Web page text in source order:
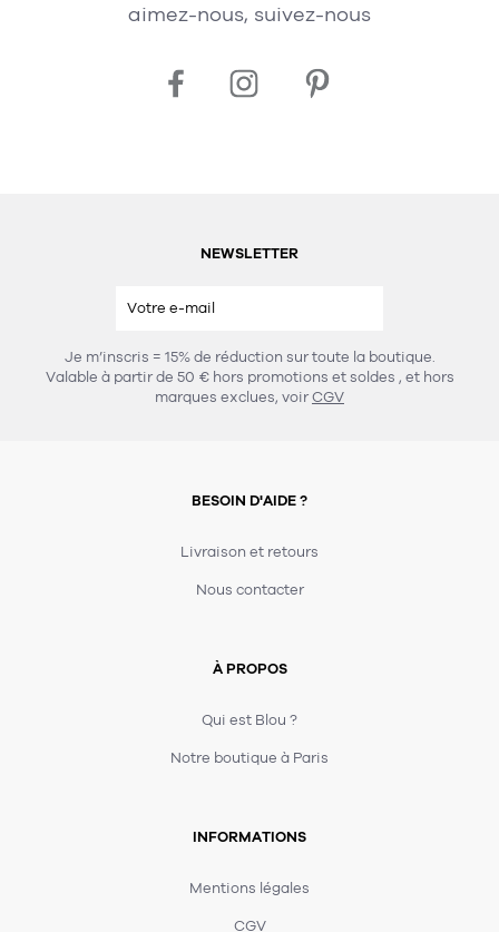
aimez-nous, suivez-nous
NEWSLETTER
Je m’inscris = 15% de réduction sur toute la boutique.
Valable à partir de 50 € hors promotions et soldes , et hors
marques exclues, voirCGV
BESOIN D'AIDE ?
Livraison et retours
Nous contacter
À PROPOS
Qui est Blou ?
Notre boutique à Paris
INFORMATIONS
Mentions légales
CGV